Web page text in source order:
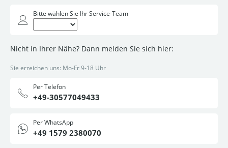
Bitte wählen Sie Ihr Service-Team
Nicht in Ihrer Nähe? Dann melden Sie sich hier:
Sie erreichen uns: Mo-Fr 9-18 Uhr
Per Telefon
+49-30577049433
Per WhatsApp
+49 1579 2380070